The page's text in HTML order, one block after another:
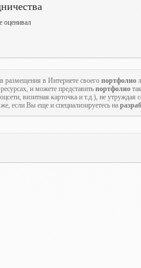
оценивал
размещения в Интернете своего портфолио
и можете представить портфолио
визитная карточка и т.д.), не
если Вы еще и специализируетесь на